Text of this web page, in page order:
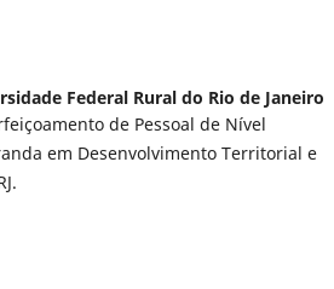
Federal Rural do Rio de Janeiro
de Pessoal de Nível
em Desenvolvimento Territorial e